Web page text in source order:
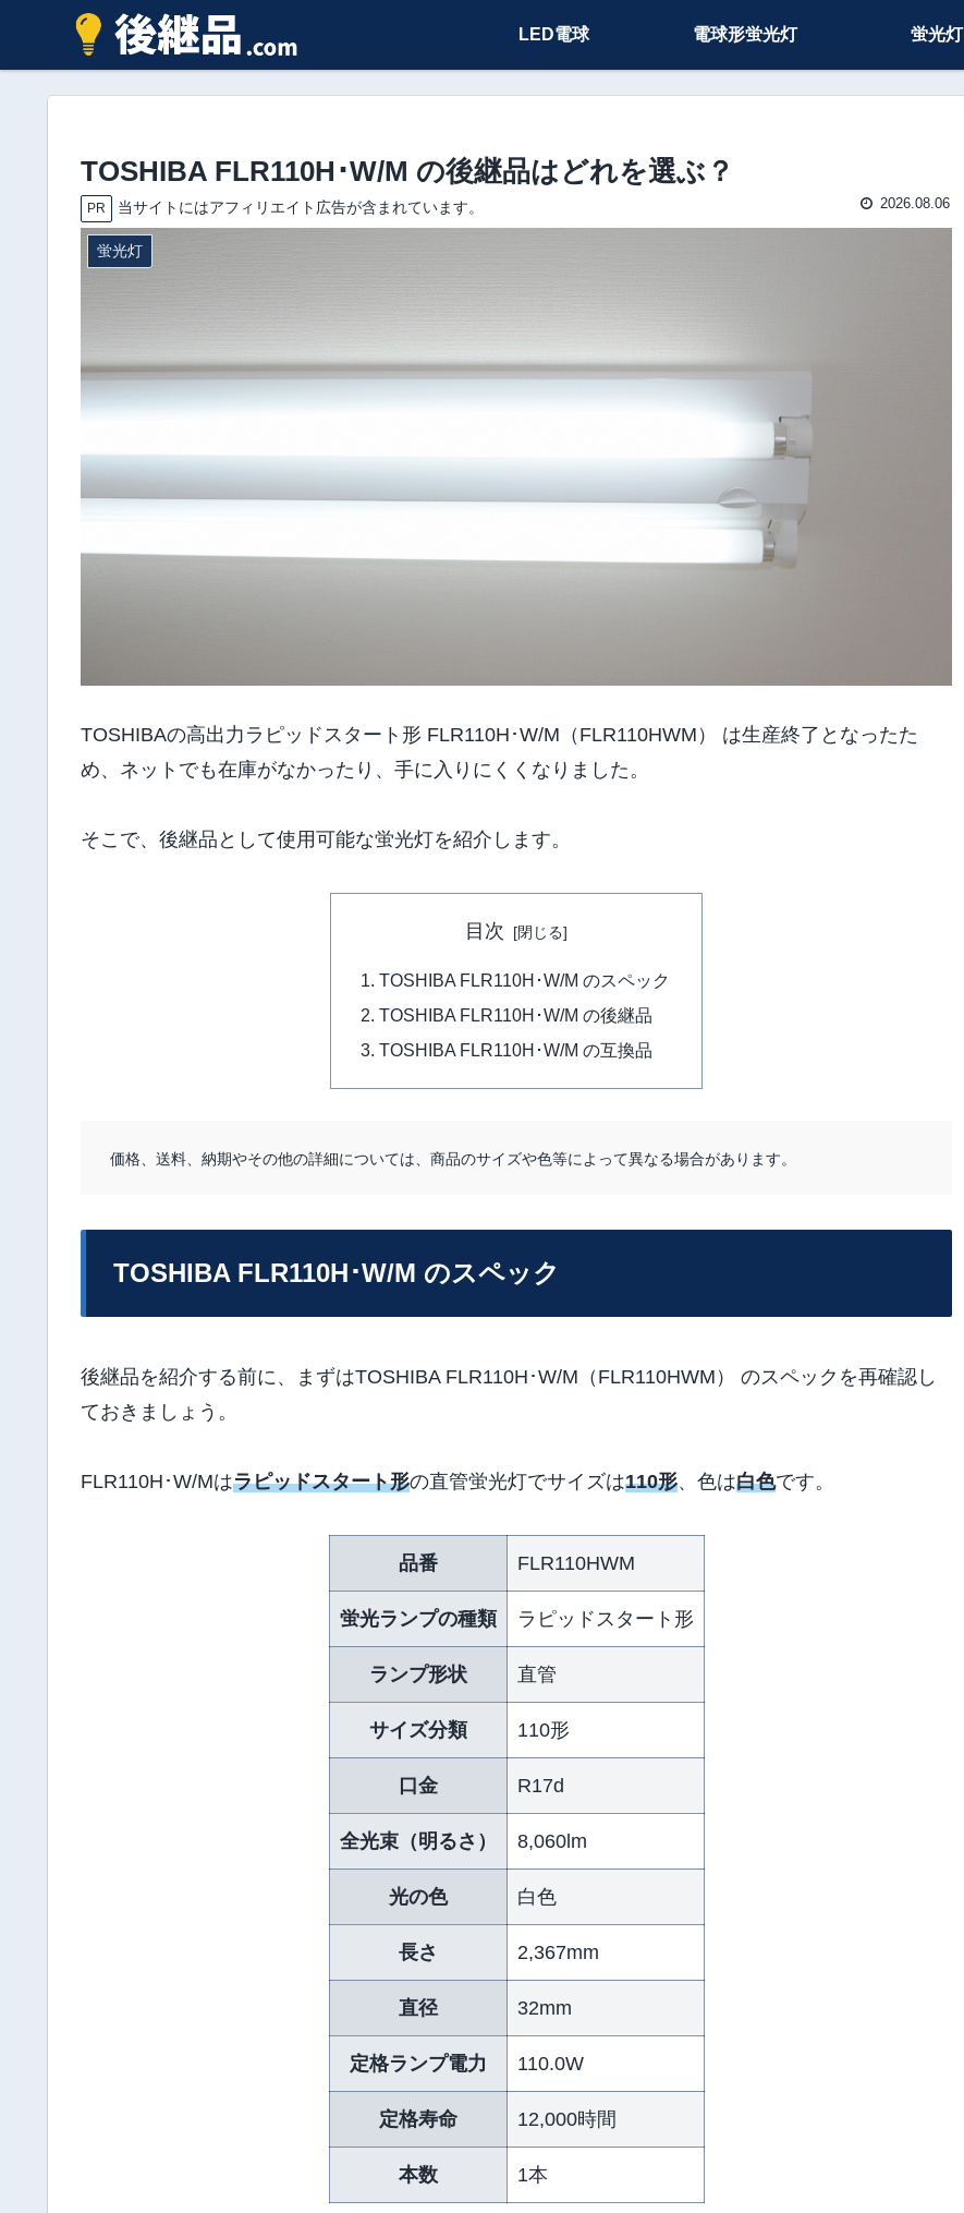
LED電球 電球形蛍光灯 蛍光灯
TOSHIBA FLR110H･W/M の後継品はどれを選ぶ？
PR 当サイトにはアフィリエイト広告が含まれています。 2026.08.06
蛍光灯
TOSHIBAの高出力ラピッドスタート形 FLR110H･W/M（FLR110HWM） は生産終了となったた
め、ネットでも在庫がなかったり、手に入りにくくなりました。
そこで、後継品として使用可能な蛍光灯を紹介します。
目次
TOSHIBA FLR110H･W/M のスペック
TOSHIBA FLR110H･W/M の後継品
TOSHIBA FLR110H･W/M の互換品
価格、送料、納期やその他の詳細については、商品のサイズや色等によって異なる場合があります。
TOSHIBA FLR110H･W/M のスペック
後継品を紹介する前に、まずはTOSHIBA FLR110H･W/M（FLR110HWM） のスペックを再確認し
ておきましょう。
FLR110H･W/Mはラピッドスタート形の直管蛍光灯でサイズは110形、色は白色です。
品番 FLR110HWM
蛍光ランプの種類 ラピッドスタート形
ランプ形状 直管
サイズ分類 110形
口金 R17d
全光束（明るさ） 8,060lm
光の色 白色
長さ 2,367mm
直径 32mm
定格ランプ電力 110.0W
定格寿命 12,000時間
本数 1本